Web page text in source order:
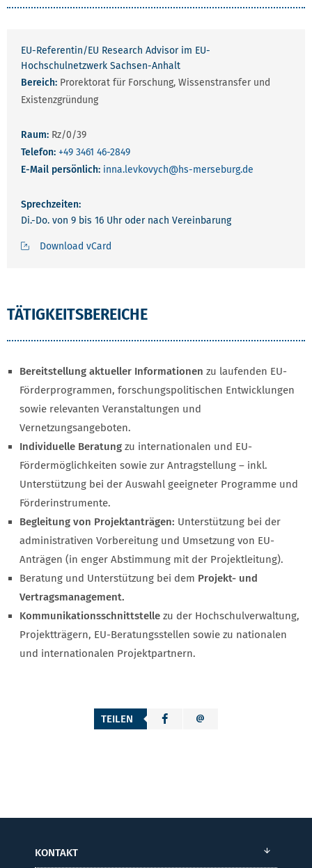
EU-Referentin/EU Research Advisor im EU-
Hochschulnetzwerk Sachsen-Anhalt
Bereich: Prorektorat für Forschung, Wissenstransfer und
Existenzgründung
Raum: Rz/0/39
Telefon: +49 3461 46-2849
E-Mail persönlich: inna.levkovych@hs-merseburg.de
Sprechzeiten:
Di.-Do. von 9 bis 16 Uhr oder nach Vereinbarung
Download vCard
TÄTIGKEITSBEREICHE
Bereitstellung aktueller Informationen zu laufenden EU-
Förderprogrammen, forschungspolitischen Entwicklungen
sowie relevanten Veranstaltungen und
Vernetzungsangeboten.
Individuelle Beratung zu internationalen und EU-
Fördermöglichkeiten sowie zur Antragstellung – inkl.
Unterstützung bei der Auswahl geeigneter Programme und
Förderinstrumente.
Begleitung von Projektanträgen: Unterstützung bei der
administrativen Vorbereitung und Umsetzung von EU-
Anträgen (in enger Abstimmung mit der Projektleitung).
Beratung und Unterstützung bei dem Projekt- und
Vertragsmanagement.
Kommunikationsschnittstelle zu der Hochschulverwaltung,
Projektträgern, EU-Beratungsstellen sowie zu nationalen
und internationalen Projektpartnern.
TEILEN
KONTAKT